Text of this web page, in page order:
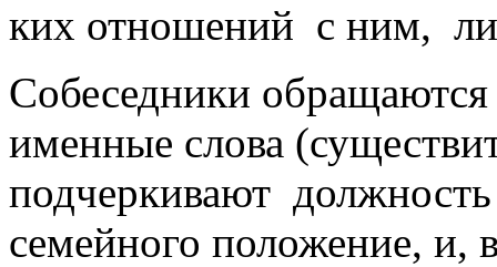
ких отноше­ний с ним,
Собеседники обращаются
именные слова
подчеркивают
семейного положе­ние, и,